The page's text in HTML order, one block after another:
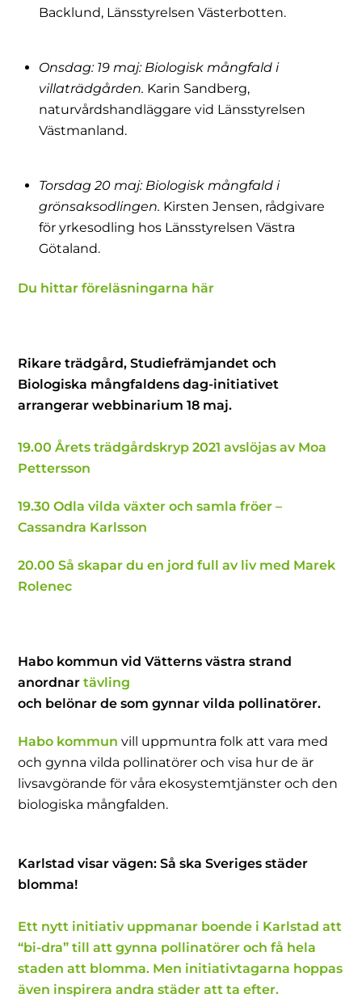
Backlund, Länsstyrelsen Västerbotten.
Onsdag: 19 maj: Biologisk mångfald i
villaträdgården. Karin Sandberg,
naturvårdshandläggare vid Länsstyrelsen
Västmanland.
Torsdag 20 maj: Biologisk mångfald i
grönsaksodlingen. Kirsten Jensen, rådgivare
för yrkesodling hos Länsstyrelsen Västra
Götaland.
Du hittar föreläsningarna här
Rikare trädgård, Studiefrämjandet och
Biologiska mångfaldens dag-initiativet
arrangerar webbinarium 18 maj.
19.00 Årets trädgårdskryp 2021 avslöjas av Moa
Pettersson
19.30 Odla vilda växter och samla fröer –
Cassandra Karlsson
20.00 Så skapar du en jord full av liv med Marek
Rolenec
Habo kommun vid Vätterns västra strand
anordnartävling
och belönar de som gynnar vilda pollinatörer.
Habo kommun vill uppmuntra folk att vara med
och gynna vilda pollinatörer och visa hur de är
livsavgörande för våra ekosystemtjänster och den
biologiska mångfalden.
Karlstad visar vägen: Så ska Sveriges städer
blomma!
Ett nytt initiativ uppmanar boende i Karlstad att
“bi-dra” till att gynna pollinatörer och få hela
staden att blomma. Men initiativtagarna hoppas
även inspirera andra städer att ta efter.